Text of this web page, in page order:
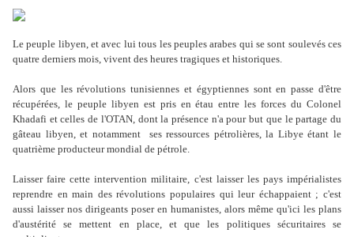
Le peuple libyen, et avec lui tous les peuples arabes qui se sont soulevés ces
quatre derniers mois, vivent des heures tragiques et historiques.
Alors que les révolutions tunisiennes et égyptiennes sont en passe d'être
récupérées, le peuple libyen est pris en étau entre les forces du Colonel
Khadafi et celles de l'OTAN, dont la présence n'a pour but que le partage du
gâteau libyen, et notamment ses ressources pétrolières, la Libye étant le
quatrième producteur mondial de pétrole.
Laisser faire cette intervention militaire, c'est laisser les pays impérialistes
reprendre en main des révolutions populaires qui leur échappaient ; c'est
aussi laisser nos dirigeants poser en humanistes, alors même qu'ici les plans
d'austérité se mettent en place, et que les politiques sécuritaires se